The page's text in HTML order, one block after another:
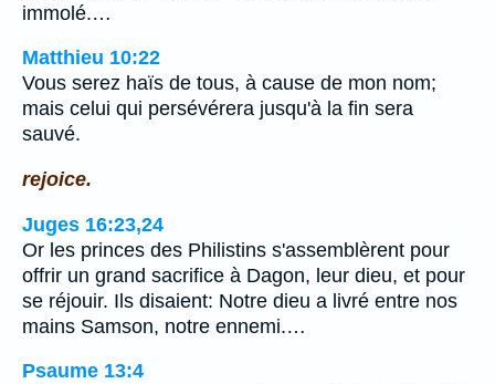
immolé.…
Matthieu 10:22
Vous serez haïs de tous, à cause de mon nom;
mais celui qui persévérera jusqu'à la fin sera
sauvé.
rejoice.
Juges 16:23,24
Or les princes des Philistins s'assemblèrent pour
offrir un grand sacrifice à Dagon, leur dieu, et pour
se réjouir. Ils disaient: Notre dieu a livré entre nos
mains Samson, notre ennemi.…
Psaume 13:4